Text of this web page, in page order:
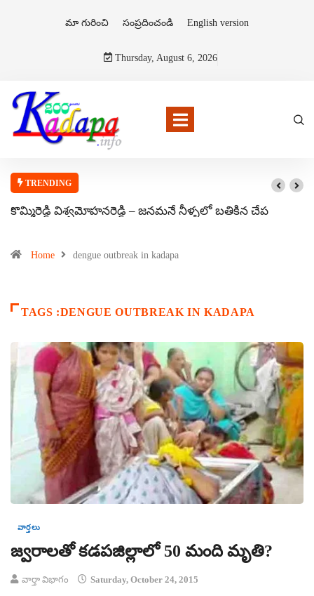
మా గురించి సంప్రదించండి English version
Thursday, August 6, 2026
TRENDING
కొమ్మిరెడ్డి విశ్వమోహనరెడ్డి – జనమనే నీళ్ళలో బతికిన చేప
Home dengue outbreak in kadapa
TAGS :DENGUE OUTBREAK IN KADAPA
వార్తలు
జ్వరాలతో కడపజిల్లాలో 50 మంది మృతి?
వార్తా విభాగం Saturday, October 24, 2015